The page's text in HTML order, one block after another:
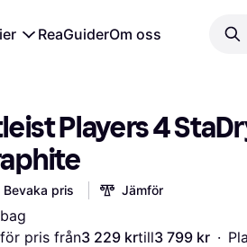
ReaGuiderOm oss
Players 4
Bevaka pris Jämför
pris från3 229 krtill3 799 kr ·